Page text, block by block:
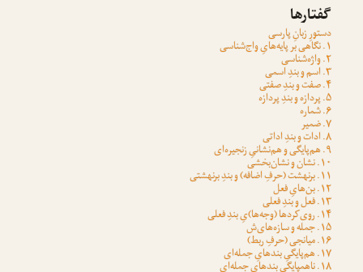
گفتارها
دستورِ زبانِ پارسی
۱. نگاهی بر پایه‌هایِ واج‌شناسی
۲. واژه‌شناسی
۳. اسم و بندِ اسمی
۴. صفت و بندِ صفتی
۵. پردازه و بندِ پردازه
۶. شماره
۷. ضمیر
۸. ادات و بندِ اداتی
۹. هم‌پایگی و هم‌نشانیِ زنجیره‌ای
۱۰. نشان و نشان‌بخشی
۱۱. برنهشت (حرفِ اضافه) و بندِ برنهشتی
۱۲. بن‌هایِ فعل
۱۳. فعل و بندِ فعلی
۱۴. روی‌کردها (وجه‌ها)یِ بندِ فعلی
۱۵. جمله و سازه‌های‌ش
۱۶. میانجی (حرفِ ربط)
۱۷. هم‌پایگیِ بندهایِ جمله‌ای
۱۸. ناهمپایگیِ بندهایِ جمله‌ای